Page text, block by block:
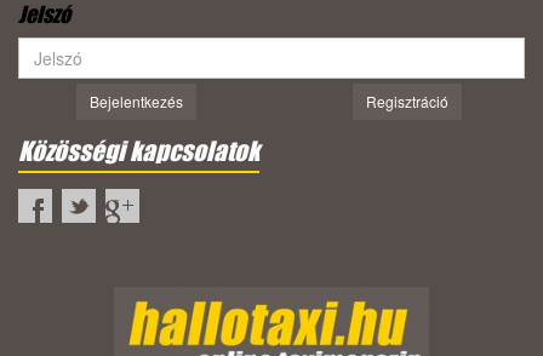
Jelszó
Bejelentkezés Regisztráció
Közösségi kapcsolatok